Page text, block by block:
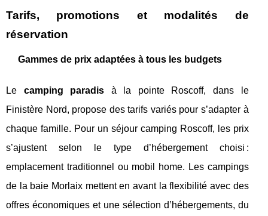
Tarifs, promotions et modalités de
réservation
Gammes de prix adaptées à tous les budgets
Le camping paradis à la pointe Roscoff, dans le
Finistère Nord, propose des tarifs variés pour s’adapter à
chaque famille. Pour un séjour camping Roscoff, les prix
s’ajustent selon le type d’hébergement choisi :
emplacement traditionnel ou mobil home. Les campings
de la baie Morlaix mettent en avant la flexibilité avec des
offres économiques et une sélection d’hébergements, du